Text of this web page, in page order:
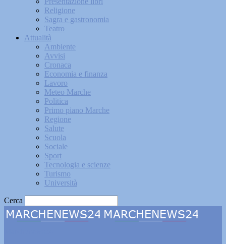
Religione
Sagra e gastronomia
Teatro
Attualità
Ambiente
Avvisi
Cronaca
Economia e finanza
Lavoro
Meteo Marche
Politica
Primo piano Marche
Regione
Salute
Scuola
Sociale
Sport
Tecnologia e scienze
Turismo
Università
Cerca